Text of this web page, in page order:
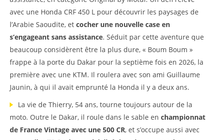
avec une Honda CRF 450 L pour découvrir les paysages de
l’Arabie Saoudite, et cocher une nouvelle case en
s’engageant sans assistance. Séduit par cette aventure que
beaucoup considèrent être la plus dure, « Boum Boum »
frappe à la porte du Dakar pour la septième fois en 2026, la
première avec une KTM. Il roulera avec son ami Guillaume
Jaunin, à qui il avait emprunté la Honda il y a deux ans.
La vie de Thierry, 54 ans, tourne toujours autour de la
moto. Outre le Dakar, il roule dans le sable en championnat
de France Vintage avec une 500 CR, et s’occupe aussi avec